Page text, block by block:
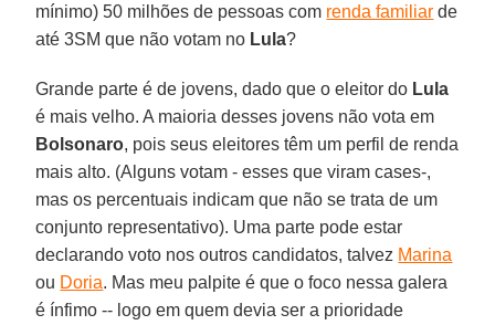
mínimo) 50 milhões de pessoas com renda familiar de
até 3SM que não votam no Lula?
Grande parte é de jovens, dado que o eleitor do Lula
é mais velho. A maioria desses jovens não vota em
Bolsonaro, pois seus eleitores têm um perfil de renda
mais alto. (Alguns votam - esses que viram cases-,
mas os percentuais indicam que não se trata de um
conjunto representativo). Uma parte pode estar
declarando voto nos outros candidatos, talvez Marina
ou Doria. Mas meu palpite é que o foco nessa galera
é ínfimo -- logo em quem devia ser a prioridade